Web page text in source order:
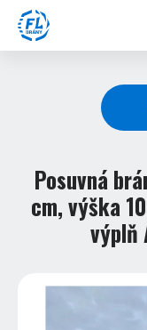
Posuvná
cm, výška
výplň